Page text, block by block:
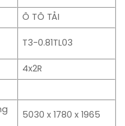
Ô TÔ TẢI
T3-0.81TL03
4x2R
5030 x 1780 x 1965